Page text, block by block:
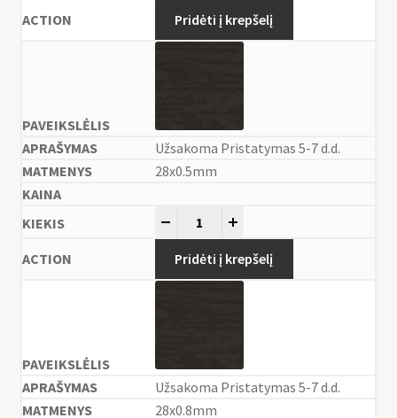
Pridėti į krepšelį
Užsakoma Pristatymas 5-7 d.d.
28x0.5mm
Pridėti į krepšelį
Užsakoma Pristatymas 5-7 d.d.
28x0.8mm